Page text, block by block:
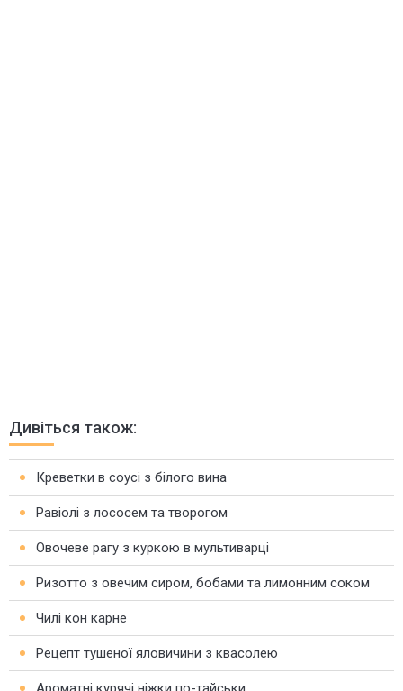
Дивіться також:
Креветки в соусі з білого вина
Равіолі з лососем та творогом
Овочеве рагу з куркою в мультиварці
Ризотто з овечим сиром, бобами та лимонним соком
Чилі кон карне
Рецепт тушеної яловичини з квасолею